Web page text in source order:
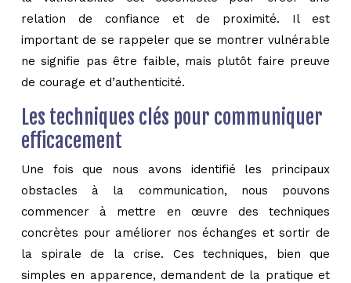
relation de confiance et de proximité. Il est
important de se rappeler que se montrer vulnérable
ne signifie pas être faible, mais plutôt faire preuve
de courage et d’authenticité.
Les techniques clés pour communiquer
efficacement
Une fois que nous avons identifié les principaux
obstacles à la communication, nous pouvons
commencer à mettre en œuvre des techniques
concrètes pour améliorer nos échanges et sortir de
la spirale de la crise. Ces techniques, bien que
simples en apparence, demandent de la pratique et